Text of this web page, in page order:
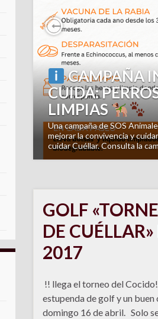
PASEO
¿COMO
El cielo también cuenta
orientaban nuestros
domingo 9 de agosto
interpretado …
Previous
GOLF
DE
2017
!! llega el torneo del
estupenda de golf y un buen
domingo 16 de abril. Solo